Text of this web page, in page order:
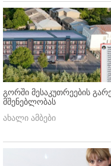
გორში მესაკუთრეების
მშენებლობას
ახალი ამბები